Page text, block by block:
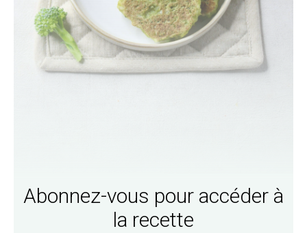
Abonnez-vous pour accéder à
la recette